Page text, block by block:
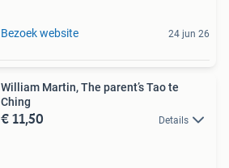
Bezoek website 24 jun 26
William Martin, The parent’s Tao te
Ching
€ 11,50 Details